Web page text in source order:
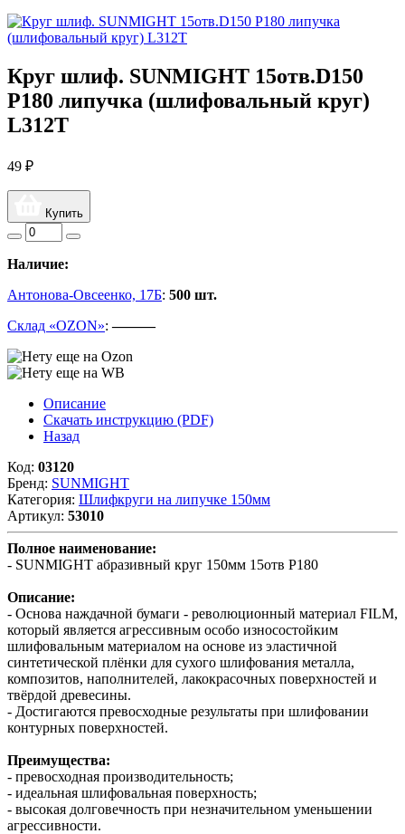
Круг шлиф. SUNMIGHT 15отв.D150
Р180 липучка (шлифовальный круг)
L312T
49 ₽
Купить
Наличие:
Антонова-Овсеенко, 17Б: 500 шт.
Склад «OZON»:———
Описание
Скачать инструкцию (PDF)
Назад
Код: 03120
Бренд: SUNMIGHT
Категория: Шлифкруги на липучке 150мм
Артикул: 53010
Полное наименование:
- SUNMIGHT абразивный круг 150мм 15отв P180
Описание:
- Основа наждачной бумаги - революционный материал FILM,
который является агрессивным особо износостойким
шлифовальным материалом на основе из эластичной
синтетической плёнки для сухого шлифования металла,
композитов, наполнителей, лакокрасочных поверхностей и
твёрдой древесины.
- Достигаются превосходные результаты при шлифовании
контурных поверхностей.
Преимущества:
- превосходная производительность;
- идеальная шлифовальная поверхность;
- высокая долговечность при незначительном уменьшении
агрессивности.